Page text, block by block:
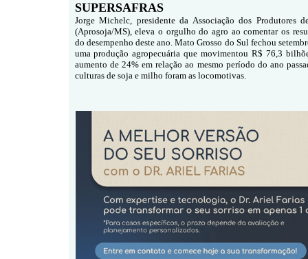
SUPERSAFRAS
Jorge Michelc, presidente da Associação dos Produtores
(Aprosoja/MS), eleva o orgulho do agro ao comentar os
do desempenho deste ano. Mato Grosso do Sul fechou
uma produção agropecuária que movimentou R$ 76,3
aumento de 24% em relação ao mesmo período do ano
culturas de soja e milho foram as locomotivas.